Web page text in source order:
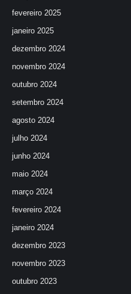
fevereiro 2025
janeiro 2025
dezembro 2024
novembro 2024
outubro 2024
setembro 2024
agosto 2024
julho 2024
junho 2024
maio 2024
março 2024
fevereiro 2024
janeiro 2024
dezembro 2023
novembro 2023
outubro 2023